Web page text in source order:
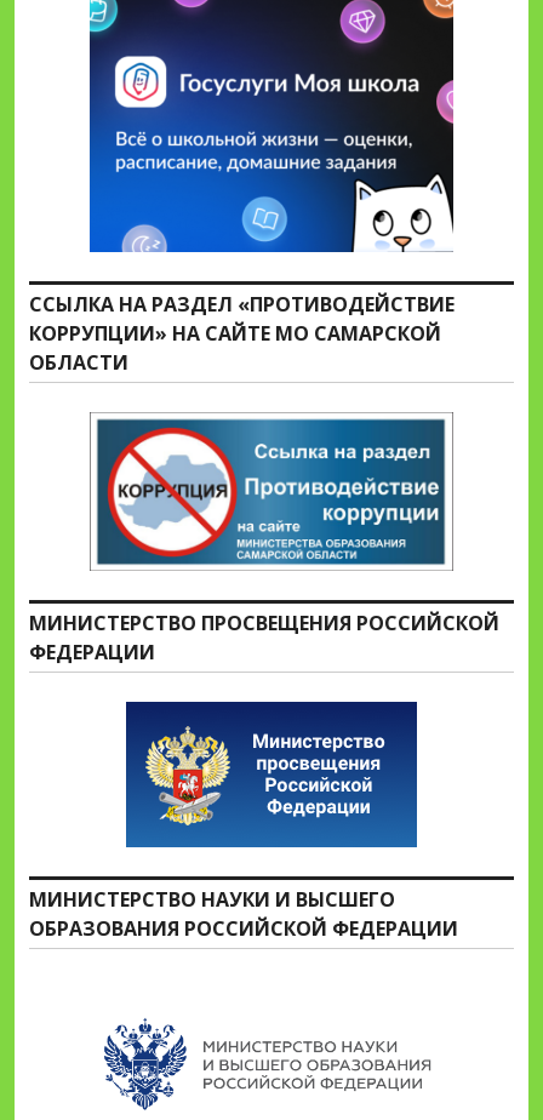
ССЫЛКА НА РАЗДЕЛ «ПРОТИВОДЕЙСТВИЕ
КОРРУПЦИИ» НА САЙТЕ МО САМАРСКОЙ
ОБЛАСТИ
МИНИСТЕРСТВО ПРОСВЕЩЕНИЯ РОССИЙСКОЙ
ФЕДЕРАЦИИ
МИНИСТЕРСТВО НАУКИ И ВЫСШЕГО
ОБРАЗОВАНИЯ РОССИЙСКОЙ ФЕДЕРАЦИИ